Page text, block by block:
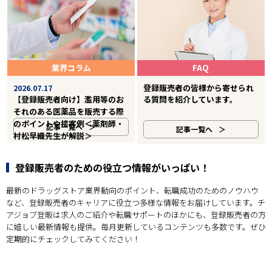
業界コラム
2026.07.17
【登録販売者向け】濫用等のお
それのある医薬品を販売する際
のポイントや接客例＜薬剤師・
村松早織先生が解説＞
記事一覧へ
FAQ
登録販売者の皆様から寄せられ
る質問を紹介しています。
記事一覧へ
登録販売者のための役立つ情報がいっぱい！
最新のドラッグストア業界動向のポイント、転職成功のためのノウハウ
など、登録販売者のキャリアに役立つ多様な情報をお届けしています。チ
アジョブ登販は求人のご紹介や転職サポートのほかにも、登録販売者の方
に嬉しい最新情報も提供。毎月更新しているコンテンツも多数です。ぜひ
定期的にチェックしてみてください！